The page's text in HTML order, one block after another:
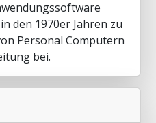
den 1970er Jahren zu
Personal Computern
bei.